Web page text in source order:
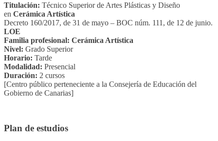
Titulación: Técnico Superior de Artes Plásticas y Diseño
en Cerámica Artística
Decreto 160/2017, de 31 de mayo – BOC núm. 111, de 12 de junio.
LOE
Familia profesional: Cerámica Artística
Nivel: Grado Superior
Horario: Tarde
Modalidad: Presencial
Duración: 2 cursos
[Centro público perteneciente a la Consejería de Educación del
Gobierno de Canarias]
Plan de estudios